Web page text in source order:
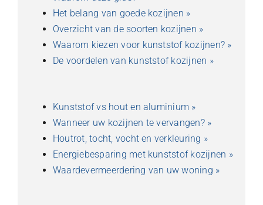
Het belang van goede kozijnen »
Overzicht van de soorten kozijnen »
Waarom kiezen voor kunststof kozijnen? »
De voordelen van kunststof kozijnen »
Kunststof vs hout en aluminium »
Wanneer uw kozijnen te vervangen? »
Houtrot, tocht, vocht en verkleuring »
Energiebesparing met kunststof kozijnen »
Waardevermeerdering van uw woning »